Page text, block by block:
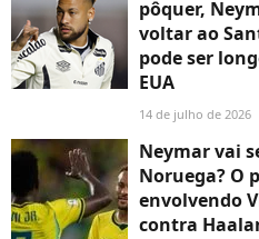
pôquer,
voltar ao
pode ser
EUA
14 de julho de 2026
Neymar vai
Noruega? O
envolvendo
contra